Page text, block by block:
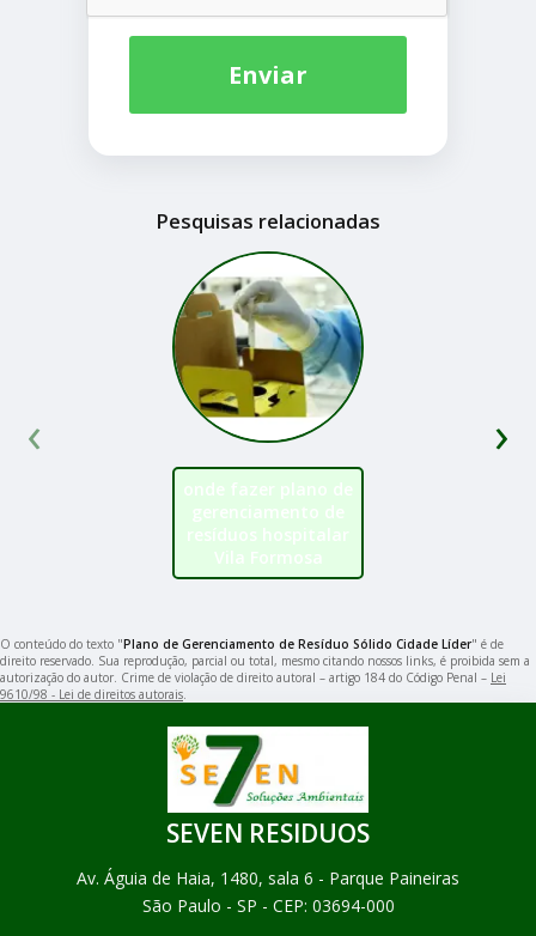
Enviar
Pesquisas relacionadas
onde fazer plano de
gerenciamento de
resíduos hospitalar
Vila Formosa
‹ ›
O conteúdo do texto "Plano de Gerenciamento de Resíduo Sólido Cidade Líder" é de
direito reservado. Sua reprodução, parcial ou total, mesmo citando nossos links, é proibida sem a
autorização do autor. Crime de violação de direito autoral – artigo 184 do Código Penal – Lei
9610/98 - Lei de direitos autorais.
SEVEN RESIDUOS
Av. Águia de Haia, 1480, sala 6 - Parque Paineiras
São Paulo - SP - CEP: 03694-000